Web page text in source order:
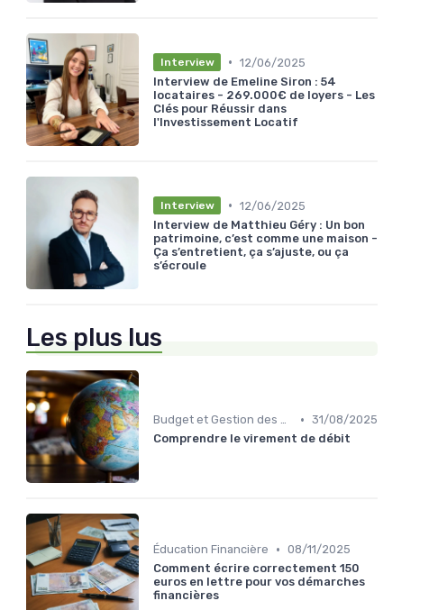
Interview • 12/06/2025
Interview de Emeline Siron : 54
locataires - 269.000€ de loyers - Les
Clés pour Réussir dans
l'Investissement Locatif
Interview • 12/06/2025
Interview de Matthieu Géry : Un bon
patrimoine, c’est comme une maison -
Ça s’entretient, ça s’ajuste, ou ça
s’écroule
Les plus lus
Budget et Gestion des Finances Personnelles • 31/08/2025
Comprendre le virement de débit
Éducation Financière • 08/11/2025
Comment écrire correctement 150
euros en lettre pour vos démarches
financières